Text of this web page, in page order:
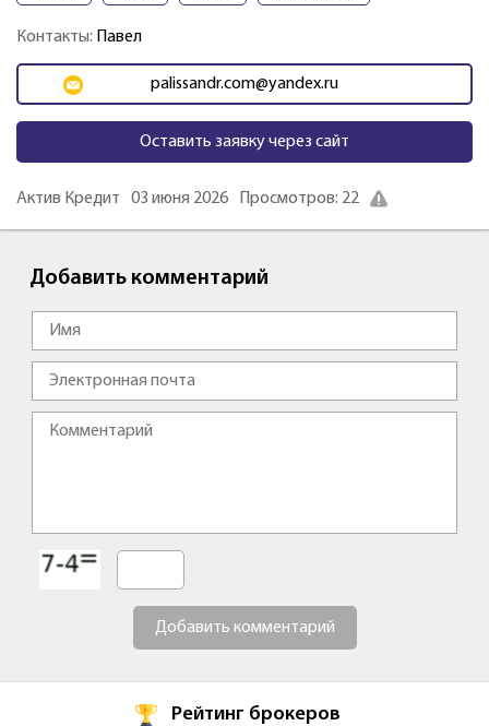
Контакты: Павел
palissandr.com@yandex.ru
Оставить заявку через сайт
Актив Кредит 03 июня 2026 Просмотров: 22
Добавить комментарий
Добавить комментарий
Рейтинг брокеров